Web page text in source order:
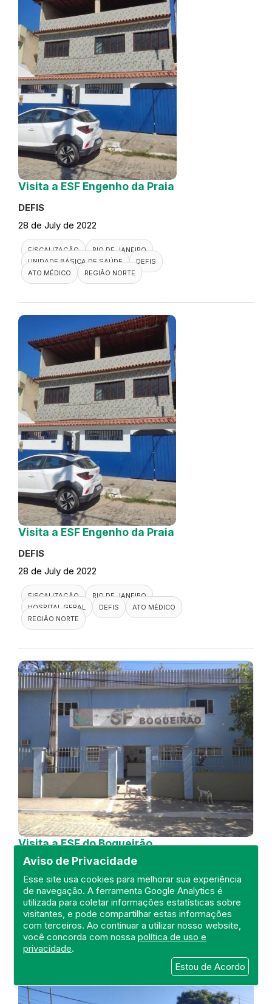
Aviso de Privacidade
Esse site usa cookies para melhorar sua experiência
de navegação. A ferramenta Google Analytics é
utilizada para coletar informações estatísticas sobre
visitantes, e pode compartilhar estas informações
com terceiros. Ao continuar a utilizar nosso website,
você concorda com nossapolítica de uso e
privacidade.
Estou de Acordo
Visita a ESF Engenho da Praia
DEFIS
28 de July de 2022
FISCALIZAÇÃO
RIO DE JANEIRO
UNIDADE BÁSICA DE SAÚDE
DEFIS
ATO MÉDICO
REGIÃO NORTE
Visita a ESF Engenho da Praia
DEFIS
28 de July de 2022
FISCALIZAÇÃO
RIO DE JANEIRO
HOSPITAL GERAL
DEFIS
ATO MÉDICO
REGIÃO NORTE
Visita a ESF do Boqueirão
DEFIS
21 de July de 2022
FISCALIZAÇÃO
RIO DE JANEIRO
HOSPITAL GERAL
DEFIS
ATO MÉDICO
METROPOLITANA II